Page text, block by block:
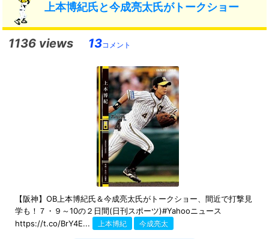
上本博紀氏と今成亮太氏がトークショー
1136 views 13コメント
【阪神】OB上本博紀氏＆今成亮太氏がトークショー、間近で打撃見
学も！７・９～10の２日間(日刊スポーツ)#Yahooニュース
https://t.co/BrY4E...
上本博紀 今成亮太